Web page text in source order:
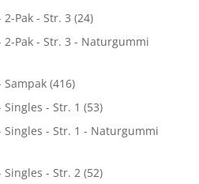
Pak - Str. 3 (24)
2-Pak - Str. 3 - Naturgummi
Sampak (416)
- Str. 1 (53)
Singles - Str. 1 - Naturgummi
Singles - Str. 2 (52)